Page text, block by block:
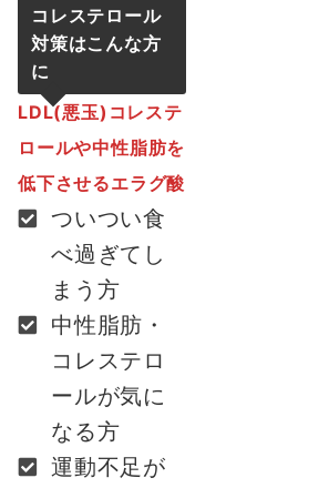
コレステロール
対策はこんな方
に
LDL(悪玉)コレステ
ロールや中性脂肪を
低下させるエラグ酸
ついつい食
べ過ぎてし
まう方
中性脂肪・
コレステロ
ールが気に
なる方
運動不足が